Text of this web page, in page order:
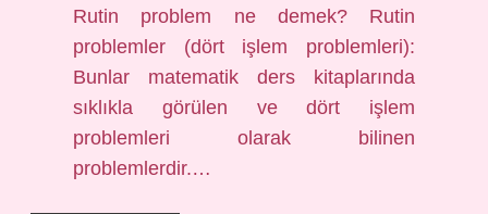
Rutin problem ne demek? Rutin
problemler (dört işlem problemleri):
Bunlar matematik ders kitaplarında
sıklıkla görülen ve dört işlem
problemleri olarak bilinen
problemlerdir.…